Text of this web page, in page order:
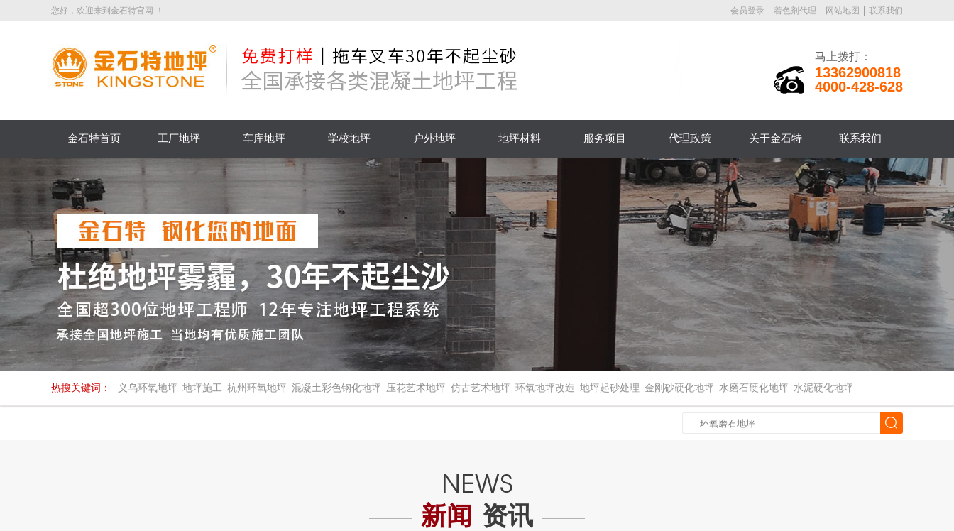
您好，欢迎来到金石特官网 ！ 会员登录 着色剂代理 网站地图 联系我们
马上拨打：
13362900818
4000-428-628
金石特首页 工厂地坪 车库地坪 学校地坪 户外地坪 地坪材料 服务项目 代理政策 关于金石特 联系我们
热搜关键词： 义乌环氧地坪 地坪施工 杭州环氧地坪 混凝土彩色钢化地坪 压花艺术地坪 仿古艺术地坪 环氧地坪改造 地坪起砂处理 金刚砂硬化地坪 水磨石硬化地坪 水泥硬化地坪
新闻 资讯